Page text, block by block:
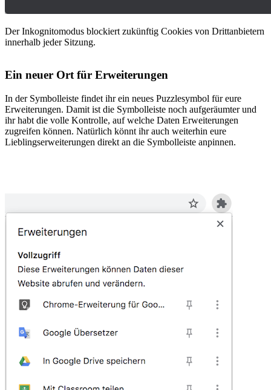
Der Inkognitomodus blockiert zukünftig Cookies von Drittanbietern
innerhalb jeder Sitzung.
Ein neuer Ort für Erweiterungen
In der Symbolleiste findet ihr ein neues Puzzlesymbol für eure
Erweiterungen. Damit ist die Symbolleiste noch aufgeräumter und
ihr habt die volle Kontrolle, auf welche Daten Erweiterungen
zugreifen können. Natürlich könnt ihr auch weiterhin eure
Lieblingserweiterungen direkt an die Symbolleiste anpinnen.